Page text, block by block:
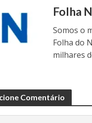
Folha
Somos o
Folha do
milhares
Comentário